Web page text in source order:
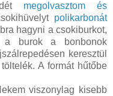
megolvasztom és
polikarbonát
hagyni a csokiburkot,
burok a bonbonok
keresztül
A formát hűtőbe
viszonylag kisebb